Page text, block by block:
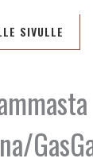
SIVULLE